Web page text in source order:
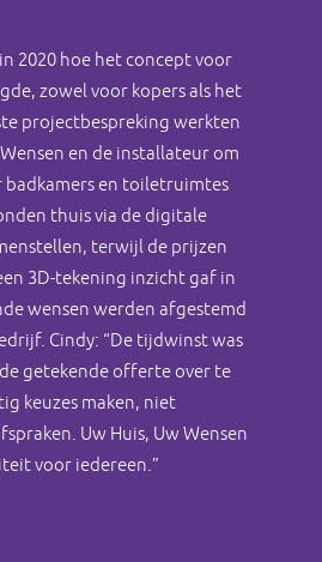
2020 hoe het concept voor
zowel voor kopers als het
projectbespreking werkten
en de installateur om
en toiletruimtes
thuis via de digitale
terwijl de prijzen
3D-tekening inzicht gaf in
wensen werden afgestemd
Cindy: “De tijdwinst was
getekende offerte over te
keuzes maken, niet
Uw Huis, Uw Wensen
voor iedereen.”